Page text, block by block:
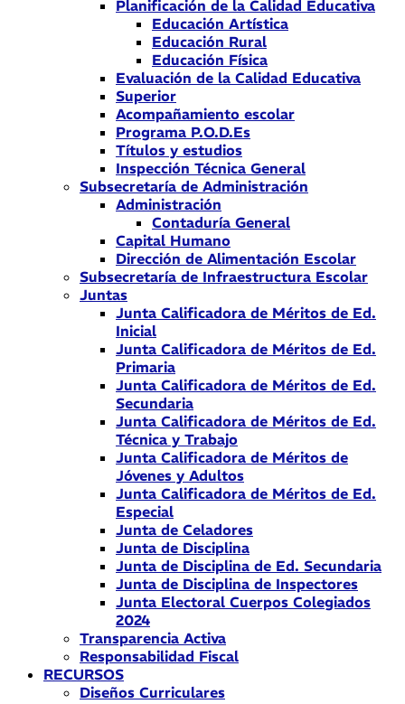
Planificación de la Calidad Educativa
Educación Artística
Educación Rural
Educación Física
Evaluación de la Calidad Educativa
Superior
Acompañamiento escolar
Programa P.O.D.Es
Títulos y estudios
Inspección Técnica General
Subsecretaría de Administración
Administración
Contaduría General
Capital Humano
Dirección de Alimentación Escolar
Subsecretaría de Infraestructura Escolar
Juntas
Junta Calificadora de Méritos de Ed.
Inicial
Junta Calificadora de Méritos de Ed.
Primaria
Junta Calificadora de Méritos de Ed.
Secundaria
Junta Calificadora de Méritos de Ed.
Técnica y Trabajo
Junta Calificadora de Méritos de
Jóvenes y Adultos
Junta Calificadora de Méritos de Ed.
Especial
Junta de Celadores
Junta de Disciplina
Junta de Disciplina de Ed. Secundaria
Junta de Disciplina de Inspectores
Junta Electoral Cuerpos Colegiados
2024
Transparencia Activa
Responsabilidad Fiscal
RECURSOS
Diseños Curriculares